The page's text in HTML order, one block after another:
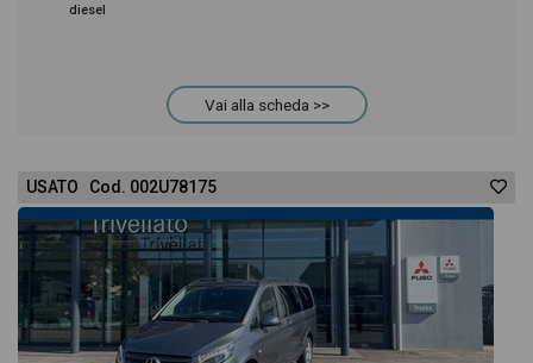
diesel
Vai alla scheda >>
USATO Cod. 002U78175